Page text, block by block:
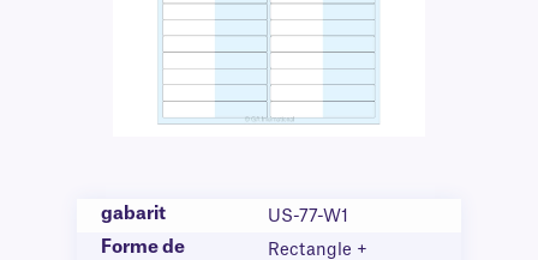
gabarit US-77-W1
Forme de
Rectangle +